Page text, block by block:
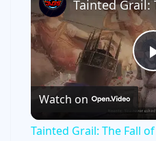
Watch on
Tainted Grail: The Fall